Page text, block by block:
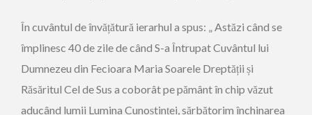
În cuvântul de învățătură ierarhul a spus: „ Astăzi când se
împlinesc 40 de zile de când S-a Întrupat Cuvântul lui
Dumnezeu din Fecioara Maria Soarele Dreptății și
Răsăritul Cel de Sus a coborât pe pământ în chip văzut
aducând lumii Lumina Cunoștinței, sărbătorim închinarea